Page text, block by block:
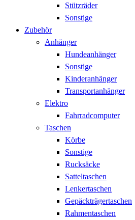
Stützräder
Sonstige
Zubehör
Anhänger
Hundeanhänger
Sonstige
Kinderanhänger
Transportanhänger
Elektro
Fahrradcomputer
Taschen
Körbe
Sonstige
Rucksäcke
Satteltaschen
Lenkertaschen
Gepäckträgertaschen
Rahmentaschen